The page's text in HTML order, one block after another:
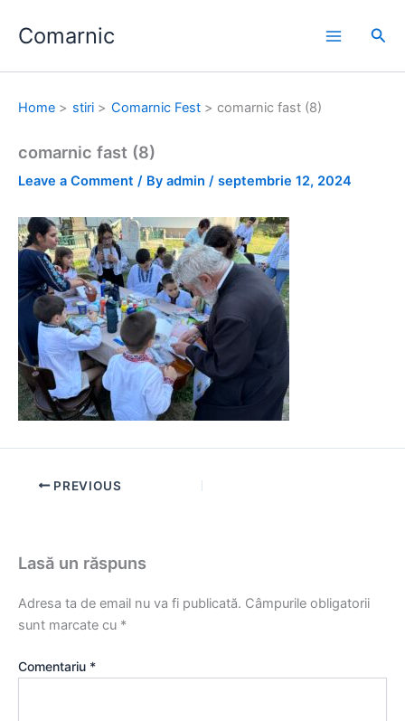
Comarnic
Home stiri Comarnic Fest comarnic fast (8)
comarnic fast (8)
Leave a Comment / By admin / septembrie 12, 2024
PREVIOUS
Lasă un răspuns
Adresa ta de email nu va fi publicată. Câmpurile obligatorii
sunt marcate cu *
Comentariu *